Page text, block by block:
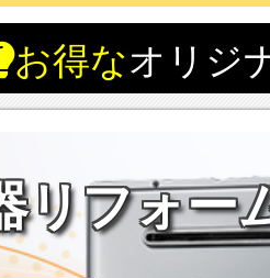
お得なオリジ
リフォー